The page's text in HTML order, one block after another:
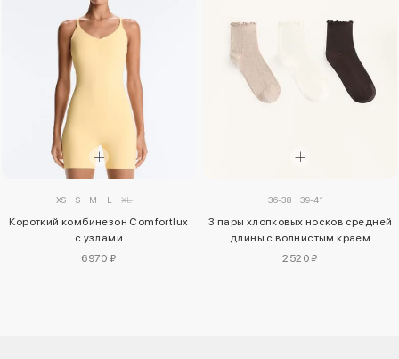
XS S M L XL
Короткий комбинезон Comfortlux
с узлами
6970 ₽
36-38 39-41
3 пары хлопковых носков средней
длины с волнистым краем
2520 ₽